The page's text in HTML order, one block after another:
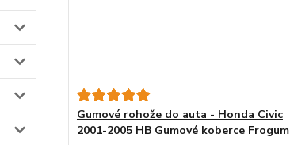
Gumové rohože do auta - Honda Civic
2001-2005 HB Gumové koberce Frogum